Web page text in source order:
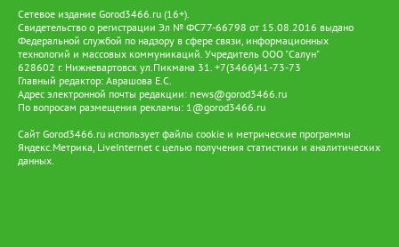
Сетевое издание Gorod3466.ru (16+).
Свидетельство о регистрации Эл № ФС77-66798 от 15.08.2016 выдано
Федеральной службой по надзору в сфере связи, информационных
технологий и массовых коммуникаций. Учредитель ООО "Салун"
628602 г. Нижневартовск ул.Пикмана 31. +7(3466)41-73-73
Главный редактор: Аврашова Е.С.
Адрес электронной почты редакции: news@gorod3466.ru
По вопросам размещения рекламы: 1@gorod3466.ru
Сайт Gorod3466.ru использует файлы cookie и метрические программы
Яндекс.Метрика, LiveInternet с целью получения статистики и аналитических
данных.